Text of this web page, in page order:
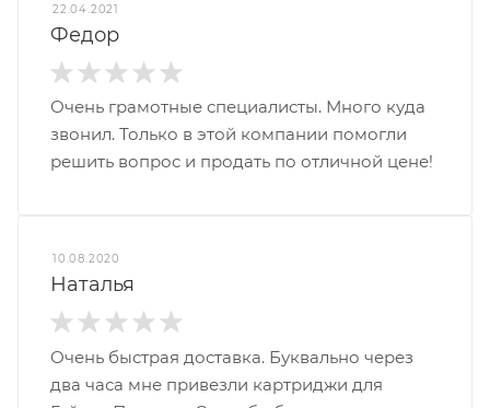
22.04.2021
Федор
Очень грамотные специалисты. Много куда
звонил. Только в этой компании помогли
решить вопрос и продать по отличной цене!
10.08.2020
Наталья
Очень быстрая доставка. Буквально через
два часа мне привезли картриджи для